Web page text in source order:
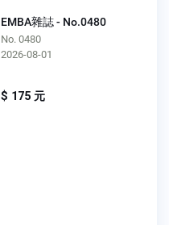
EMBA雜誌 - No.0480
No. 0480
2026-08-01
$ 175 元